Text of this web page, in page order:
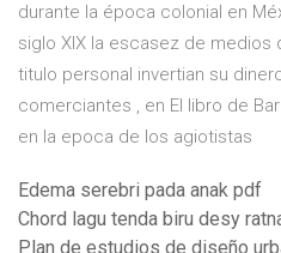
durante la época colonial en
siglo XIX la escasez de medios
titulo personal invertian su
comerciantes , en El libro de
en la epoca de los agiotistas
Edema serebri pada anak pdf
Chord lagu tenda biru desy
Plan de estudios de diseño